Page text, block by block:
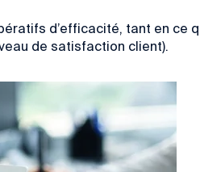
d’efficacité, tant en ce
de satisfaction client).